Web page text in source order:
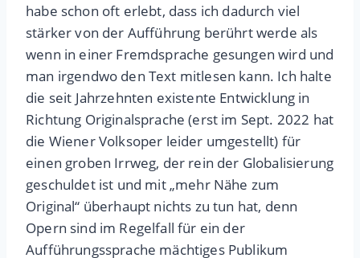
habe schon oft erlebt, dass ich dadurch viel
stärker von der Aufführung berührt werde als
wenn in einer Fremdsprache gesungen wird und
man irgendwo den Text mitlesen kann. Ich halte
die seit Jahrzehnten existente Entwicklung in
Richtung Originalsprache (erst im Sept. 2022 hat
die Wiener Volksoper leider umgestellt) für
einen groben Irrweg, der rein der Globalisierung
geschuldet ist und mit „mehr Nähe zum
Original“ überhaupt nichts zu tun hat, denn
Opern sind im Regelfall für ein der
Aufführungssprache mächtiges Publikum